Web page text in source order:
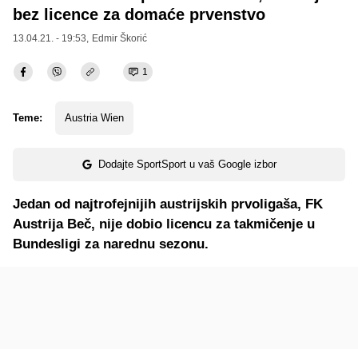
bez licence za domaće prvenstvo
13.04.21. - 19:53, Edmir Škorić
1
Teme: Austria Wien
Dodajte SportSport u vaš Google izbor
Jedan od najtrofejnijih austrijskih prvoligaša, FK
Austrija Beč, nije dobio licencu za takmičenje u
Bundesligi za narednu sezonu.